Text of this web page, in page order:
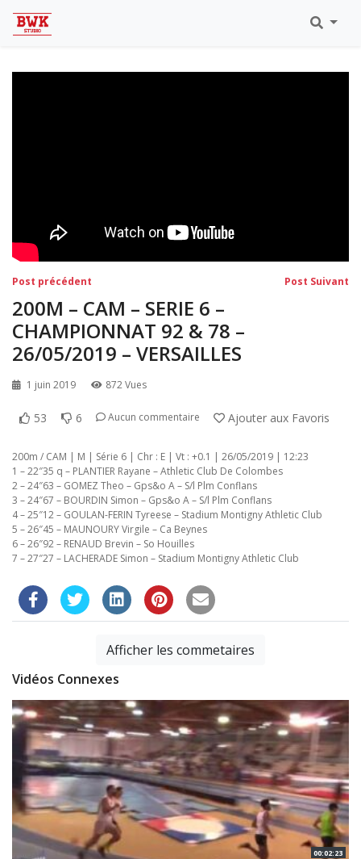
Eaubonne 2019
Navigation
de
l’article
Post précédent Post Suivant
200M – CAM – SERIE 6 –
CHAMPIONNAT 92 & 78 –
26/05/2019 – VERSAILLES
1 juin 2019 872 Vues
53 6 Aucun commentaire Ajouter aux Favoris
200m / CAM | M | Série 6 | Chr : E | Vt : +0.1 | 26/05/2019 | 12:23
1 – 22″35 q – PLANTIER Rayane – Athletic Club De Colombes
2 – 24″63 – GOMEZ Theo – Gps&o A – S/l Plm Conflans
3 – 24″67 – BOURDIN Simon – Gps&o A – S/l Plm Conflans
4 – 25″12 – GOULAN-FERIN Tyreese – Stadium Montigny Athletic Club
5 – 26″45 – MAUNOURY Virgile – Ca Beynes
6 – 26″92 – RENAUD Brevin – So Houilles
7 – 27″27 – LACHERADE Simon – Stadium Montigny Athletic Club
Afficher les commetaires
Vidéos Connexes
00:02:23